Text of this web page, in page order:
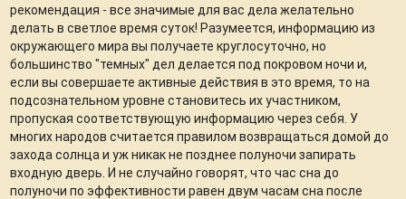
рекомендация - все значимые для вас дела желательно
делать в светлое время суток! Разумеется, информацию из
окружающего мира вы получаете круглосуточно, но
большинство "темных" дел делается под покровом ночи и,
если вы совершаете активные действия в это время, то на
подсознательном уровне становитесь их участником,
пропуская соответствующую информацию через себя. У
многих народов считается правилом возвращаться домой до
захода солнца и уж никак не позднее полуночи запирать
входную дверь. И не случайно говорят, что час сна до
полуночи по эффективности равен двум часам сна после